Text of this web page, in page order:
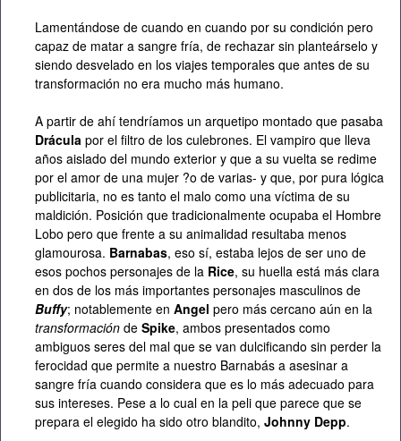
Lamentándose de cuando en cuando por su condición pero
capaz de matar a sangre fría, de rechazar sin planteárselo y
siendo desvelado en los viajes temporales que antes de su
transformación no era mucho más humano.
A partir de ahí tendríamos un arquetipo montado que pasaba
Drácula por el filtro de los culebrones. El vampiro que lleva
años aislado del mundo exterior y que a su vuelta se redime
por el amor de una mujer ?o de varias- y que, por pura lógica
publicitaria, no es tanto el malo como una víctima de su
maldición. Posición que tradicionalmente ocupaba el Hombre
Lobo pero que frente a su animalidad resultaba menos
glamourosa. Barnabas, eso sí, estaba lejos de ser uno de
esos pochos personajes de la Rice, su huella está más clara
en dos de los más importantes personajes masculinos de
Buffy; notablemente en Angel pero más cercano aún en la
transformación de Spike, ambos presentados como
ambiguos seres del mal que se van dulcificando sin perder la
ferocidad que permite a nuestro Barnabás a asesinar a
sangre fría cuando considera que es lo más adecuado para
sus intereses. Pese a lo cual en la peli que parece que se
prepara el elegido ha sido otro blandito, Johnny Depp.